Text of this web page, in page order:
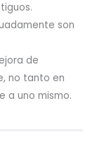
son
de
no tanto en
a uno mismo.